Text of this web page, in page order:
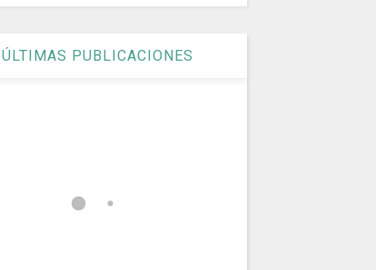
ÚLTIMAS PUBLICACIONES